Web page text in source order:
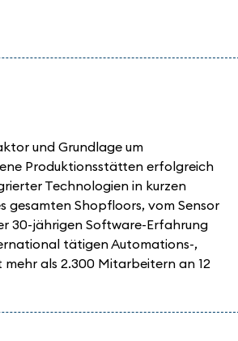
und Grundlage um
Produktionsstätten erfolgreich
Technologien in kurzen
gesamten Shopfloors, vom Sensor
30-jährigen Software-Erfahrung
tätigen Automations-,
als 2.300 Mitarbeitern an 12